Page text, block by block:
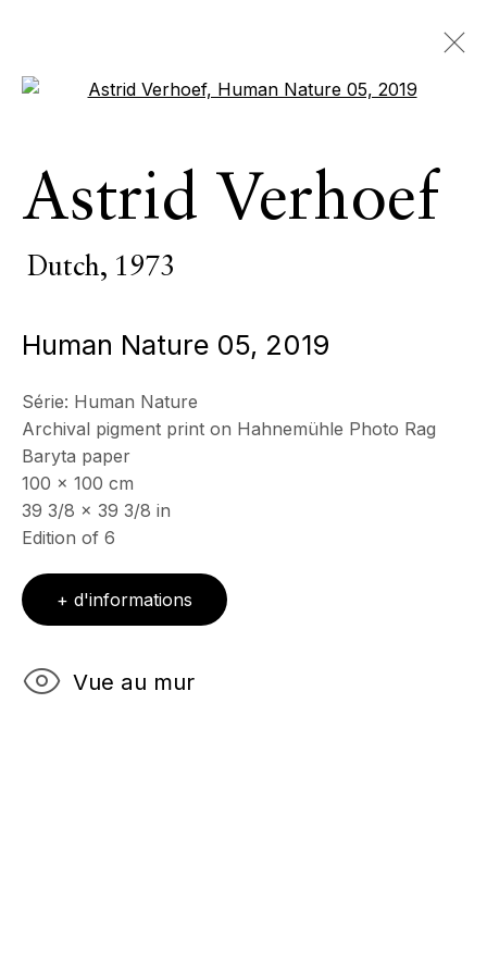
œuvres
TOUS PIÈCES D’INTÉRIEUR
SCULPTURE MONUMENTALE
ECHO FINE ARTS
06400 Cannes, France
HORAIRES D'OUVERTURE
Mercredi - Samedi, 11h - 17h
& sur RDV
info@echofinearts.com
Open a larger version of the
Astrid Verhoef
Dutch, 1973
Human Nature 05, 2019
Série: Human Nature
Archival pigment print on Hahnemühle Photo Rag
Baryta paper
100 x 100 cm
39 3/8 x 39 3/8 in
Edition of 6
+ d'informations
Vue au mur